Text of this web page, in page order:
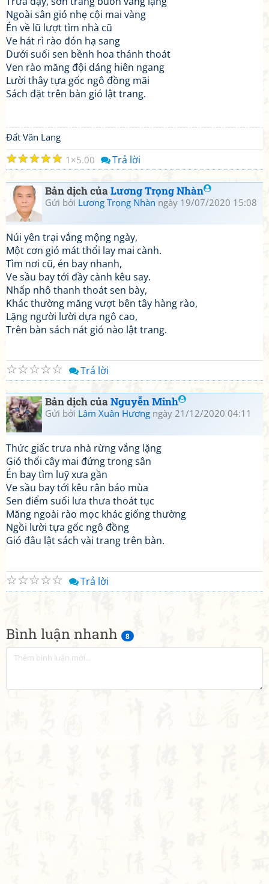
Bình luận nhanh 8
Ngoài sân gió nhẹ cội mai vàng
Én về lũ lượt tìm nhà cũ
Ve hát rì rào đón hạ sang
Dưới suối sen bềnh hoa thánh thoát
Ven rào măng đội dáng hiên ngang
Lười thây tựa gốc ngô đồng mãi
Sách đặt trên bàn gió lật trang.
Đất Văn Lang
☆
☆
☆
☆
☆ 1 5.00 Trả lời
Bản dịch củaLương Trọng Nhàn
Gửi bởi Lương Trọng Nhàn ngày 19/07/2020 15:08
Núi yên trại vắng mộng ngày,
Một cơn gió mát thổi lay mai cành.
Tìm nơi cũ, én bay nhanh,
Ve sầu bay tới đầy cành kêu say.
Nhấp nhô thanh thoát sen bày,
Khác thường măng vượt bên tây hàng rào,
Lặng người lười dựa ngô cao,
Trên bàn sách nát gió nào lật trang.
☆
☆
☆
☆
☆ Trả lời
Bản dịch củaNguyễn Minh
Gửi bởi Lâm Xuân Hương ngày 21/12/2020 04:11
Thức giấc trưa nhà rừng vắng lặng
Gió thổi cây mai đứng trong sân
Én bay tìm luỹ xưa gần
Ve sầu bay tới kêu rân báo mùa
Sen điểm suối lưa thưa thoát tục
Măng ngoài rào mọc khác giống thường
Ngồi lười tựa gốc ngô đồng
Gió đâu lật sách vài trang trên bàn.
☆
☆
☆
☆
☆ Trả lời